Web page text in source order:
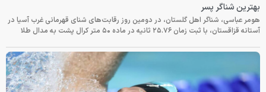
بهترین شناگر پسر
هومر عباسی، شناگر اهل گلستان، در دومین روز رقابت‌های شنای قهرمانی غرب آسیا در
آستانه قزاقستان، با ثبت زمان ۲۵.۷۶ ثانیه در ماده ۵۰ متر کرال پشت به مدال طلا